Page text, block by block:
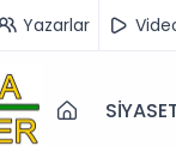
Yazarlar